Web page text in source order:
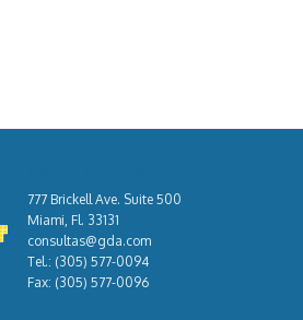
777 Brickell Ave. Suite 500
Miami, Fl. 33131
consultas@gda.com
Tel.: (305) 577-0094
Fax: (305) 577-0096